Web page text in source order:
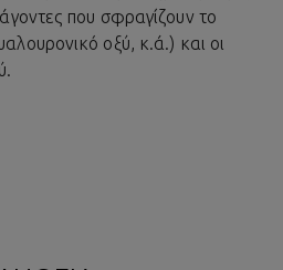
που σφραγίζουν το
οξύ, κ.ά.) και οι